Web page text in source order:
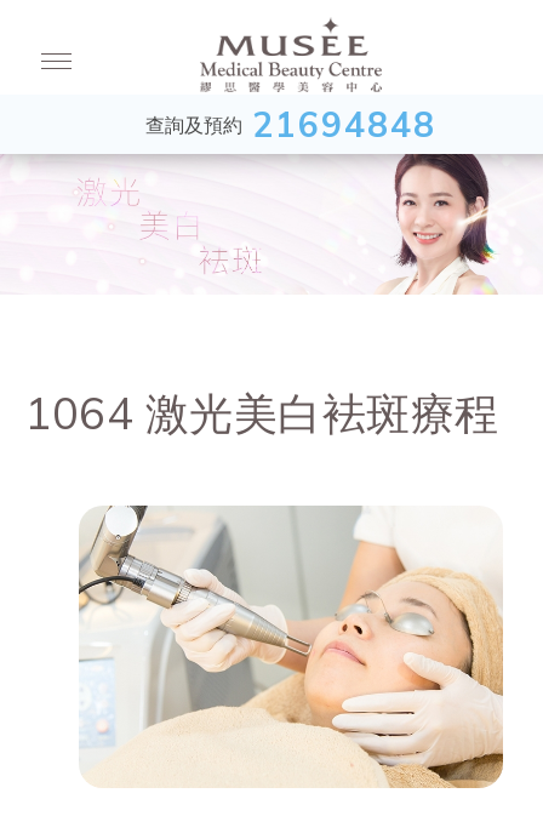
查詢及預約 21694848
1064 激光美白袪斑療程